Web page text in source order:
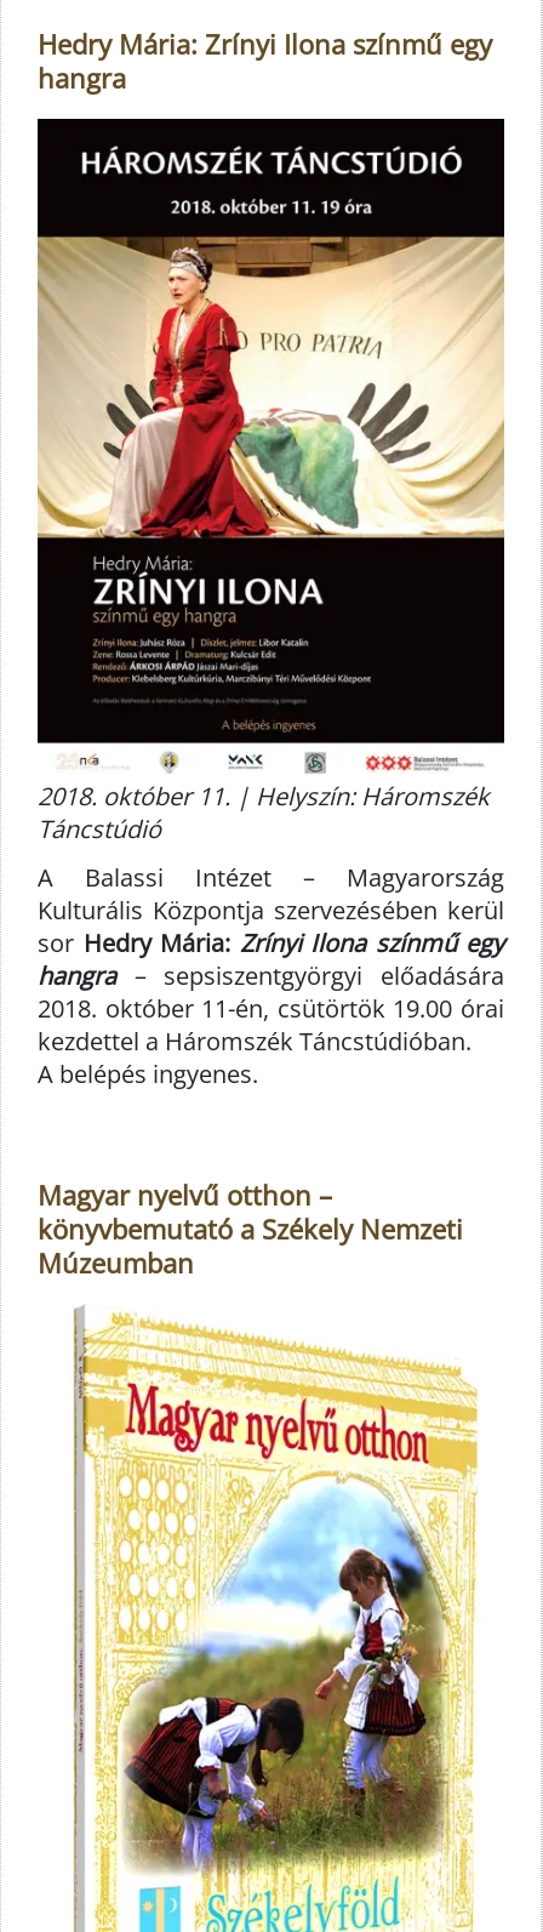
Hedry Mária: Zrínyi Ilona színmű egy
hangra
2018. október 11. | Helyszín: Háromszék
Táncstúdió
A Balassi Intézet – Magyarország
Kulturális Központja szervezésében kerül
sor Hedry Mária: Zrínyi Ilona színmű egy
hangra– sepsiszentgyörgyi előadására
2018. október 11-én, csütörtök 19.00 órai
kezdettel a Háromszék Táncstúdióban.
A belépés ingyenes.
Magyar nyelvű otthon –
könyvbemutató a Székely Nemzeti
Múzeumban